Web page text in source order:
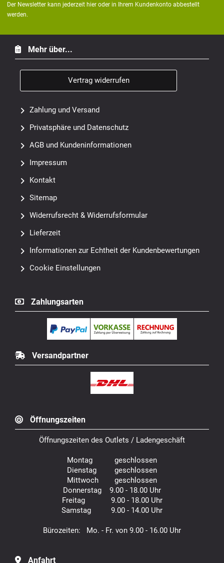
Der Newsletter kann jederzeit hier oder in Ihrem Kundenkonto abbestellt
werden.
Mehr über...
Vertrag widerrufen
Zahlung und Versand
Privatsphäre und Datenschutz
AGB und Kundeninformationen
Impressum
Kontakt
Sitemap
Widerrufsrecht & Widerrufsformular
Lieferzeit
Informationen zur Echtheit der Kundenbewertungen
Cookie Einstellungen
Zahlungsarten
Versandpartner
Öffnungszeiten
Öffnungszeiten des Outlets / Ladengeschäft
Montag geschlossen
Dienstag geschlossen
Mittwoch geschlossen
Donnerstag 9.00 - 18.00 Uhr
Freitag 9.00 - 18.00 Uhr
Samstag 9.00 - 14.00 Uhr
Bürozeiten: Mo. - Fr. von 9.00 - 16.00 Uhr
Anfahrt